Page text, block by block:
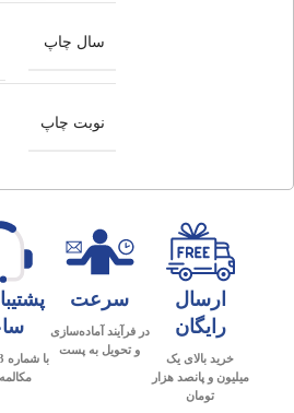
سال چاپ
نوبت چاپ
ارسال
رایگان
خرید بالای یک
میلیون و پانصد هزار
تومان
سرعت
در فرآیند آماده‌سازی
و تحویل به پست